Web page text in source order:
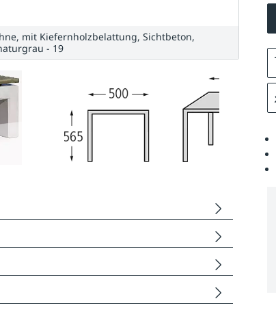
mit Kiefernholzbelattung, Sichtbeton,
- 19